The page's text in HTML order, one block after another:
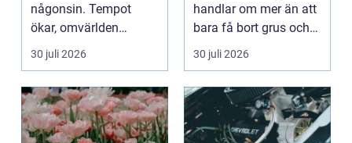
någonsin. Tempot
ökar, omvärlden
förändras snabbt och
medarbet...
30 juli 2026
handlar om mer än att
bara få bort grus och
damm från golvet.
Rena gar...
30 juli 2026